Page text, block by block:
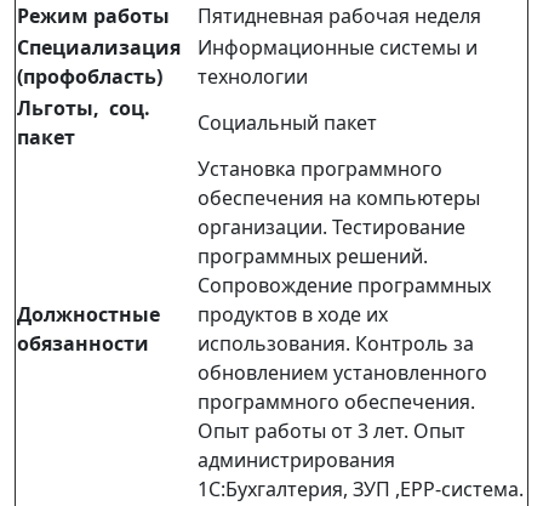
Режим работы
Пятидневная рабочая неделя
Специализация
(профобласть)
Информационные системы и
технологии
Льготы, соц.
пакет
Социальный пакет
Должностные
обязанности
Установка программного
обеспечения на компьютеры
организации. Тестирование
программных решений.
Сопровождение программных
продуктов в ходе их
использования. Контроль за
обновлением установленного
программного обеспечения.
Опыт работы от 3 лет. Опыт
администрирования
1С:Бухгалтерия, ЗУП ,EPP-система.